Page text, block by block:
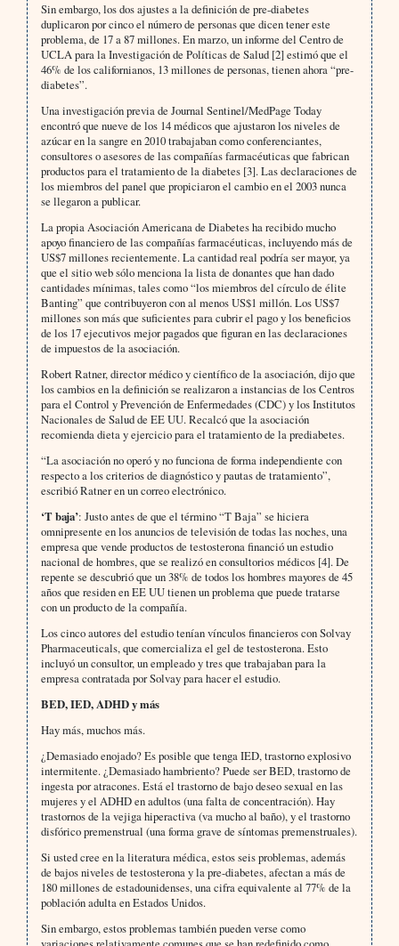
Sin embargo, los dos ajustes a la definición de pre-diabetes
duplicaron por cinco el número de personas que dicen tener este
problema, de 17 a 87 millones. En marzo, un informe del Centro de
UCLA para la Investigación de Políticas de Salud [2] estimó que el
46% de los californianos, 13 millones de personas, tienen ahora “pre-
diabetes”.
Una investigación previa de Journal Sentinel/MedPage Today
encontró que nueve de los 14 médicos que ajustaron los niveles de
azúcar en la sangre en 2010 trabajaban como conferenciantes,
consultores o asesores de las compañías farmacéuticas que fabrican
productos para el tratamiento de la diabetes [3]. Las declaraciones de
los miembros del panel que propiciaron el cambio en el 2003 nunca
se llegaron a publicar.
La propia Asociación Americana de Diabetes ha recibido mucho
apoyo financiero de las compañías farmacéuticas, incluyendo más de
US$7 millones recientemente. La cantidad real podría ser mayor, ya
que el sitio web sólo menciona la lista de donantes que han dado
cantidades mínimas, tales como “los miembros del círculo de élite
Banting” que contribuyeron con al menos US$1 millón. Los US$7
millones son más que suficientes para cubrir el pago y los beneficios
de los 17 ejecutivos mejor pagados que figuran en las declaraciones
de impuestos de la asociación.
Robert Ratner, director médico y científico de la asociación, dijo que
los cambios en la definición se realizaron a instancias de los Centros
para el Control y Prevención de Enfermedades (CDC) y los Institutos
Nacionales de Salud de EE UU. Recalcó que la asociación
recomienda dieta y ejercicio para el tratamiento de la prediabetes.
“La asociación no operó y no funciona de forma independiente con
respecto a los criterios de diagnóstico y pautas de tratamiento”,
escribió Ratner en un correo electrónico.
‘T baja’: Justo antes de que el término “T Baja” se hiciera
omnipresente en los anuncios de televisión de todas las noches, una
empresa que vende productos de testosterona financió un estudio
nacional de hombres, que se realizó en consultorios médicos [4]. De
repente se descubrió que un 38% de todos los hombres mayores de 45
años que residen en EE UU tienen un problema que puede tratarse
con un producto de la compañía.
Los cinco autores del estudio tenían vínculos financieros con Solvay
Pharmaceuticals, que comercializa el gel de testosterona. Esto
incluyó un consultor, un empleado y tres que trabajaban para la
empresa contratada por Solvay para hacer el estudio.
BED, IED, ADHD y más
Hay más, muchos más.
¿Demasiado enojado? Es posible que tenga IED, trastorno explosivo
intermitente. ¿Demasiado hambriento? Puede ser BED, trastorno de
ingesta por atracones. Está el trastorno de bajo deseo sexual en las
mujeres y el ADHD en adultos (una falta de concentración). Hay
trastornos de la vejiga hiperactiva (va mucho al baño), y el trastorno
disfórico premenstrual (una forma grave de síntomas premenstruales).
Si usted cree en la literatura médica, estos seis problemas, además
de bajos niveles de testosterona y la pre-diabetes, afectan a más de
180 millones de estadounidenses, una cifra equivalente al 77% de la
población adulta en Estados Unidos.
Sin embargo, estos problemas también pueden verse como